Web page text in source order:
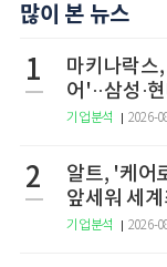
많이 본 뉴스
1
마키나락스
어'··삼성·
기업분석 2026-
2
알트, '케어
앞세워 세
기업분석 2026-